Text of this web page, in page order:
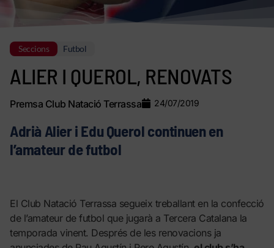
Seccions Futbol
ALIER I QUEROL, RENOVATS
Premsa Club Natació Terrassa 24/07/2019
Adrià Alier i Edu Querol continuen en
l’amateur de futbol
El Club Natació Terrassa segueix treballant en la confecció
de l’amateur de futbol que jugarà a Tercera Catalana la
temporada vinent. Després de les renovacions ja